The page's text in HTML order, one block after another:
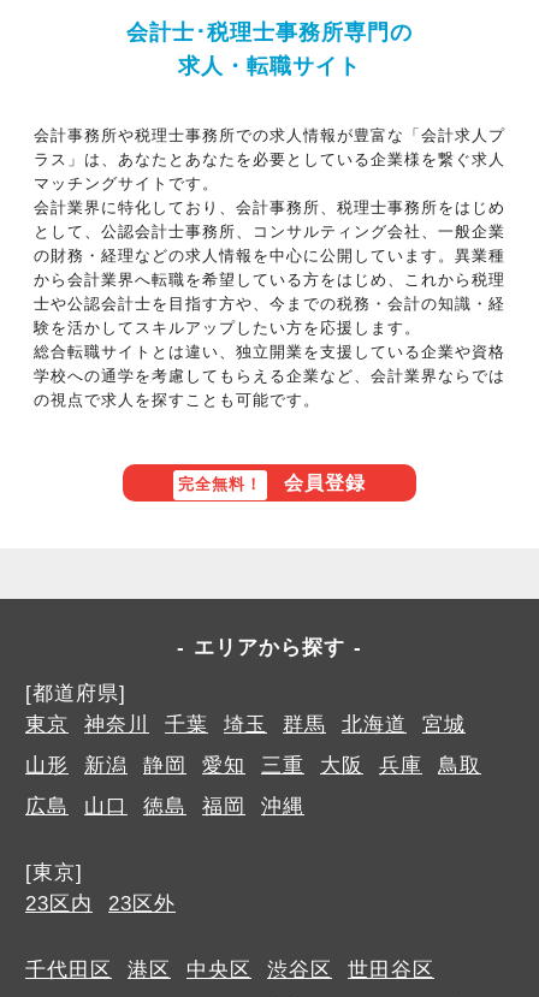
会計士･税理士事務所専門の
求人・転職サイト
会計事務所や税理士事務所での求人情報が豊富な「会計求人プ
ラス」は、あなたとあなたを必要としている企業様を繋ぐ求人
マッチングサイトです。
会計業界に特化しており、会計事務所、税理士事務所をはじめ
として、公認会計士事務所、コンサルティング会社、一般企業
の財務・経理などの求人情報を中心に公開しています。異業種
から会計業界へ転職を希望している方をはじめ、これから税理
士や公認会計士を目指す方や、今までの税務・会計の知識・経
験を活かしてスキルアップしたい方を応援します。
総合転職サイトとは違い、独立開業を支援している企業や資格
学校への通学を考慮してもらえる企業など、会計業界ならでは
の視点で求人を探すことも可能です。
完全無料！ 会員登録
エリアから探す
[都道府県]
東京
神奈川 千葉 埼玉 群馬 北海道
宮城
山形
新潟 静岡 愛知 三重 大阪 兵庫
鳥取
広島
山口 徳島 福岡 沖縄
[東京]
23区内
23区外
千代田区 港区 中央区 渋谷区
世田谷区